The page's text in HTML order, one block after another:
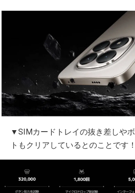
▼SIMカードトレイの抜き差しや
トもクリアしているとのことです